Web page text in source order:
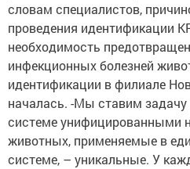
словам специалистов,
проведения идентификации
необходимость
инфекционных болезней
идентификации в филиале
началась. -Мы ставим
системе унифицированными
животных, применяемые в
системе, – уникальные. У